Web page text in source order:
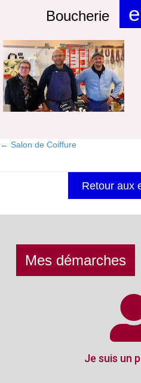
Boucherie
Posts
navigation
← Salon de Coiffure
Retour aux
Mes démarches
Je suis un